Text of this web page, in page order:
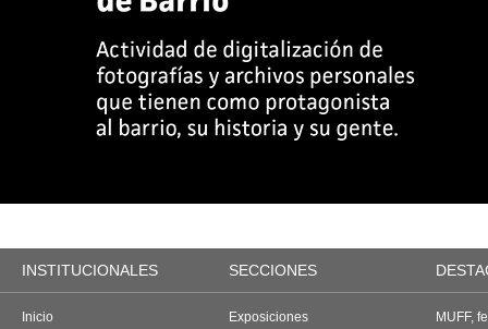
INSTITUCIONALES SECCIONES
Inicio
Exposiciones
MUFF,